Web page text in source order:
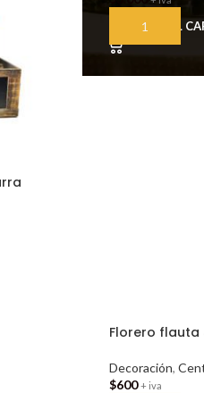
AÑADIR AL
Florero flauta
Decoración,
$600 + iva